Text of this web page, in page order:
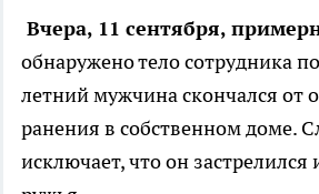
Вчера, 11 сентября,
обнаружено тело сотрудника
летний мужчина скончался от
ранения в собственном доме.
исключает, что он застрелился